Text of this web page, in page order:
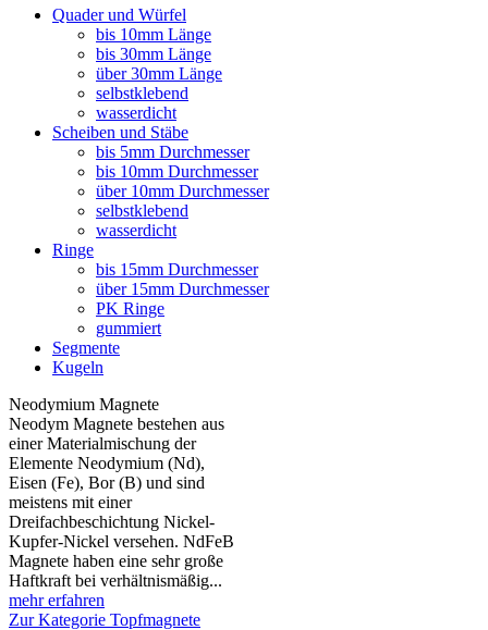
Quader und Würfel
bis 10mm Länge
bis 30mm Länge
über 30mm Länge
selbstklebend
wasserdicht
Scheiben und Stäbe
bis 5mm Durchmesser
bis 10mm Durchmesser
über 10mm Durchmesser
selbstklebend
wasserdicht
Ringe
bis 15mm Durchmesser
über 15mm Durchmesser
PK Ringe
gummiert
Segmente
Kugeln
Neodymium Magnete
Neodym Magnete bestehen aus
einer Materialmischung der
Elemente Neodymium (Nd),
Eisen (Fe), Bor (B) und sind
meistens mit einer
Dreifachbeschichtung Nickel-
Kupfer-Nickel versehen. NdFeB
Magnete haben eine sehr große
Haftkraft bei verhältnismäßig...
mehr erfahren
Zur Kategorie Topfmagnete